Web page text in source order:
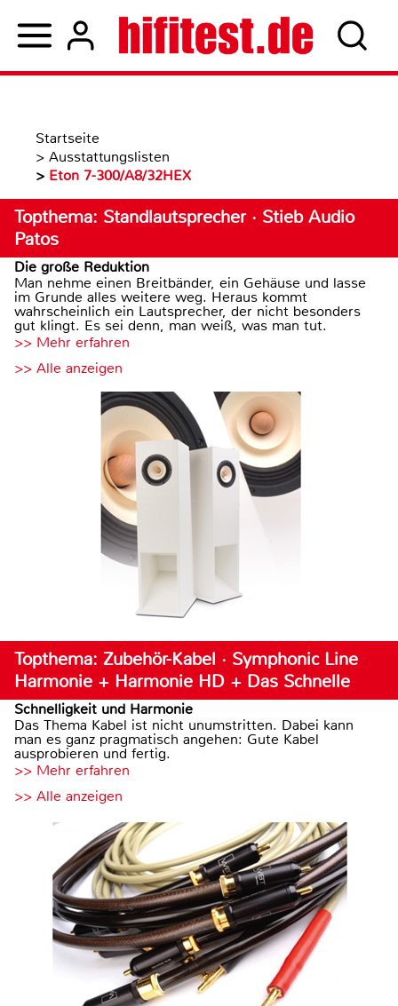
Startseite
> Ausstattungslisten
> Eton 7-300/A8/32HEX
Topthema: Standlautsprecher · Stieb Audio
Patos
Die große Reduktion
Man nehme einen Breitbänder, ein Gehäuse und lasse
im Grunde alles weitere weg. Heraus kommt
wahrscheinlich ein Lautsprecher, der nicht besonders
gut klingt. Es sei denn, man weiß, was man tut.
>> Mehr erfahren
>> Alle anzeigen
Topthema: Zubehör-Kabel · Symphonic Line
Harmonie + Harmonie HD + Das Schnelle
Schnelligkeit und Harmonie
Das Thema Kabel ist nicht unumstritten. Dabei kann
man es ganz pragmatisch angehen: Gute Kabel
ausprobieren und fertig.
>> Mehr erfahren
>> Alle anzeigen